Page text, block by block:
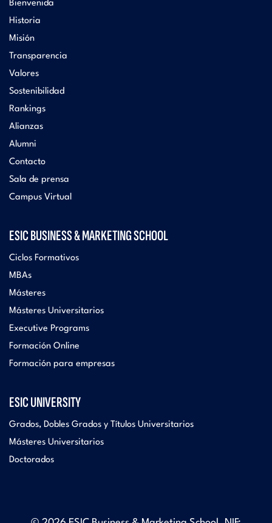
Bienvenida
Historia
Misión
Transparencia
Valores
Sostenibilidad
Rankings
Alianzas
Alumni
Contacto
Sala de prensa
Campus Virtual
ESIC BUSINESS & MARKETING SCHOOL
Ciclos Formativos
MBAs
Másteres
Másteres Universitarios
Executive Programs
Formación Online
Formación para empresas
ESIC UNIVERSITY
Grados, Dobles Grados y Títulos Universitarios
Másteres Universitarios
Doctorados